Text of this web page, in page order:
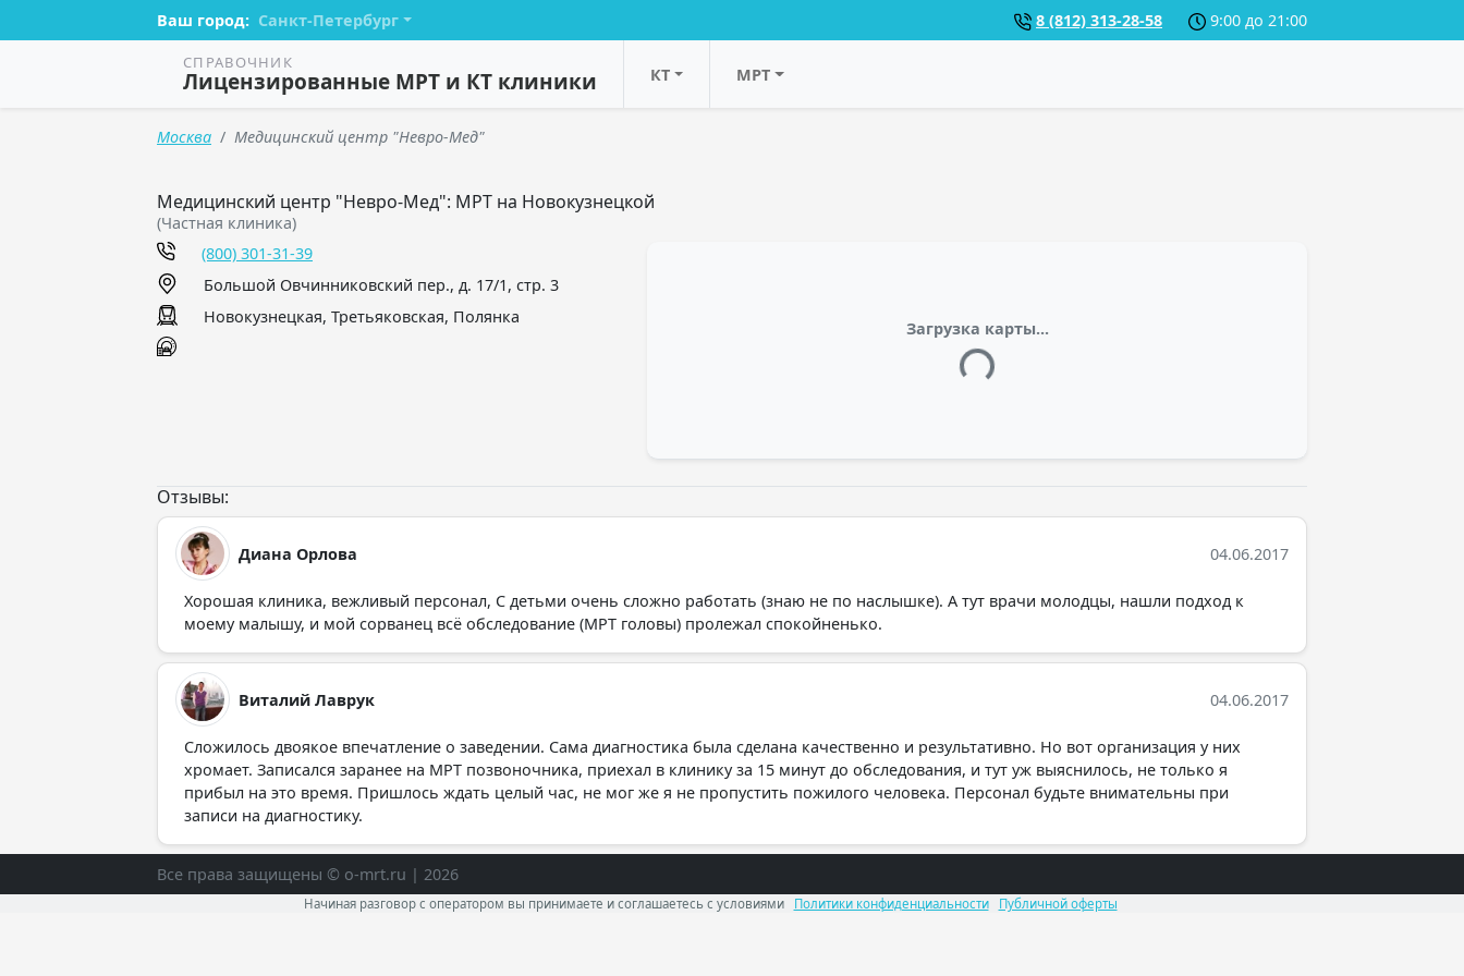
Ваш город: Санкт-Петербург 8 (812) 313-28-58 9:00 до 21:00
СПРАВОЧНИК
Лицензированные МРТ и КТ клиники КТ МРТ
Москва Медицинский центр "Невро-Мед"
Медицинский центр "Невро-Мед": МРТ на Новокузнецкой
(Частная клиника)
(800) 301-31-39
Большой Овчинниковский пер., д. 17/1, стр. 3
Новокузнецкая, Третьяковская, Полянка
Загрузка карты...
Отзывы:
Диана Орлова 04.06.2017
Хорошая клиника, вежливый персонал, С детьми очень сложно работать (знаю не по наслышке). А тут врачи молодцы, нашли подход к
моему малышу, и мой сорванец всё обследование (МРТ головы) пролежал спокойненько.
Виталий Лаврук 04.06.2017
Сложилось двоякое впечатление о заведении. Сама диагностика была сделана качественно и результативно. Но вот организация у них
хромает. Записался заранее на МРТ позвоночника, приехал в клинику за 15 минут до обследования, и тут уж выяснилось, не только я
прибыл на это время. Пришлось ждать целый час, не мог же я не пропустить пожилого человека. Персонал будьте внимательны при
записи на диагностику.
Все права защищены © o-mrt.ru | 2026
Начиная разговор с оператором вы принимаете и соглашаетесь с условиями Политики конфиденциальности Публичной оферты